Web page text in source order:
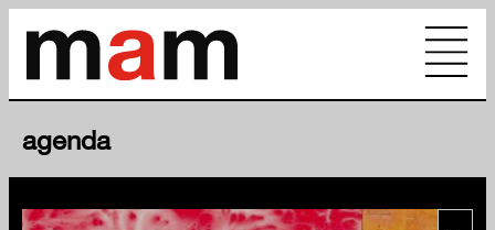
agenda